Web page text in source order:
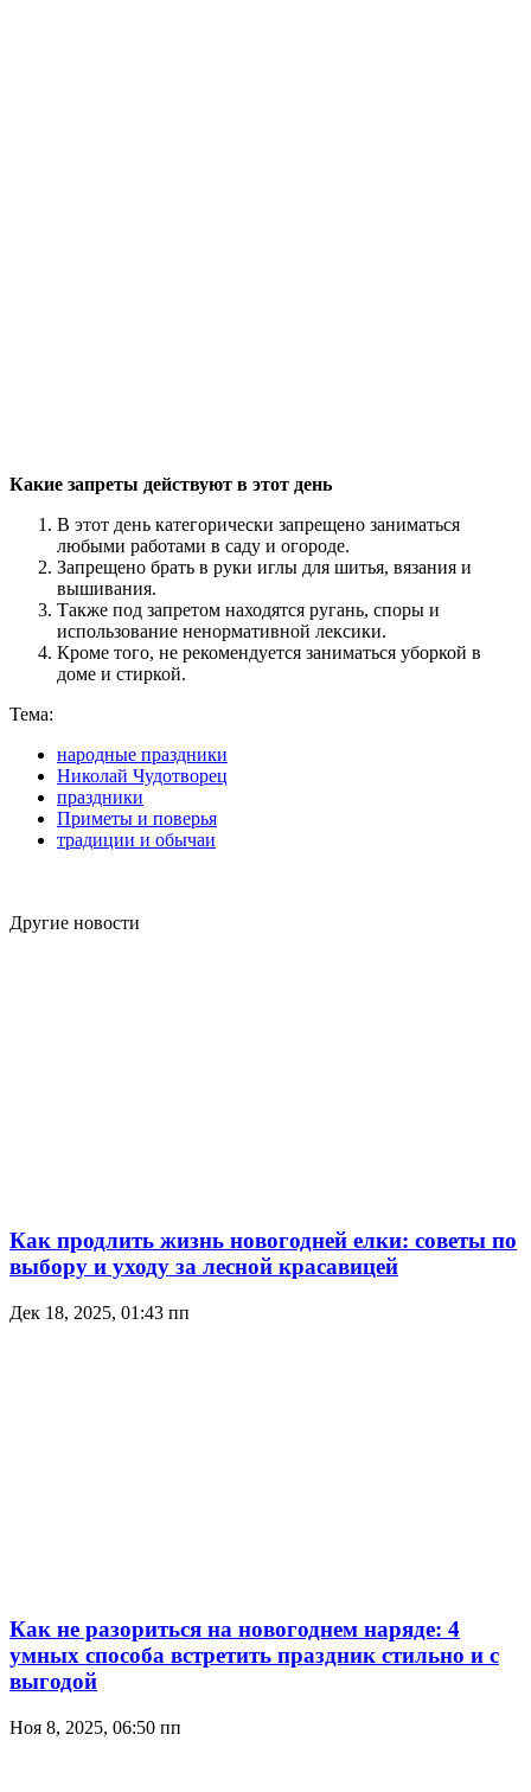
Какие запреты действуют в этот день
В этот день категорически запрещено заниматься
любыми работами в саду и огороде.
Запрещено брать в руки иглы для шитья, вязания и
вышивания.
Также под запретом находятся ругань, споры и
использование ненормативной лексики.
Кроме того, не рекомендуется заниматься уборкой в
доме и стиркой.
Тема:
народные праздники
Николай Чудотворец
праздники
Приметы и поверья
традиции и обычаи
Другие новости
Как продлить жизнь новогодней елки: советы по
выбору и уходу за лесной красавицей
Дек 18, 2025, 01:43 пп
Как не разориться на новогоднем наряде: 4
умных способа встретить праздник стильно и с
выгодой
Ноя 8, 2025, 06:50 пп